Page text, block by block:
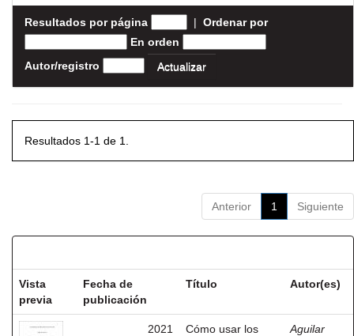
Resultados por página | Ordenar por
En orden
Autor/registro
Resultados 1-1 de 1.
Anterior 1 Siguiente
Vista
previa
Fecha de
publicación
Título Autor(es)
2021
Cómo usar los
Aguilar